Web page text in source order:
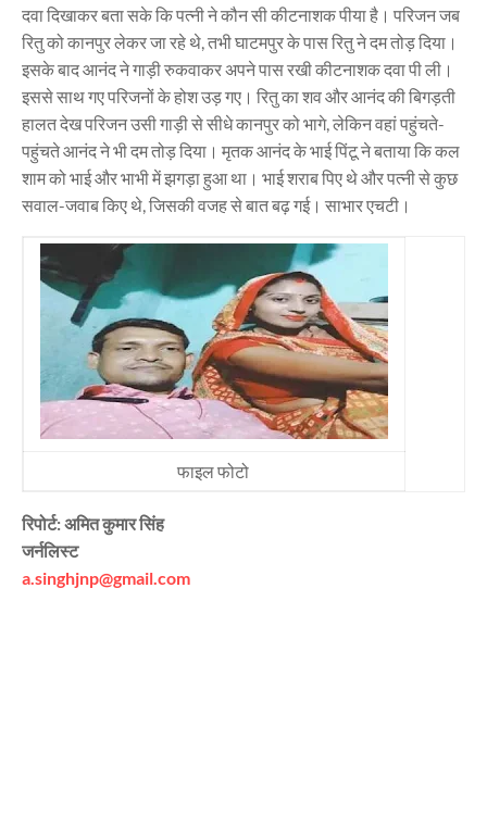
दवा दिखाकर बता सके कि पत्नी ने कौन सी कीटनाशक पीया है। परिजन जब
रितु को कानपुर लेकर जा रहे थे, तभी घाटमपुर के पास रितु ने दम तोड़ दिया।
इसके बाद आनंद ने गाड़ी रुकवाकर अपने पास रखी कीटनाशक दवा पी ली।
इससे साथ गए परिजनों के होश उड़ गए। रितु का शव और आनंद की बिगड़ती
हालत देख परिजन उसी गाड़ी से सीधे कानपुर को भागे, लेकिन वहां पहुंचते-
पहुंचते आनंद ने भी दम तोड़ दिया। मृतक आनंद के भाई पिंटू ने बताया कि कल
शाम को भाई और भाभी में झगड़ा हुआ था। भाई शराब पिए थे और पत्नी से कुछ
सवाल-जवाब किए थे, जिसकी वजह से बात बढ़ गई। साभार एचटी।
फाइल फोटो
रिपोर्ट: अमित कुमार सिंह
जर्नलिस्ट
a.singhjnp@gmail.com